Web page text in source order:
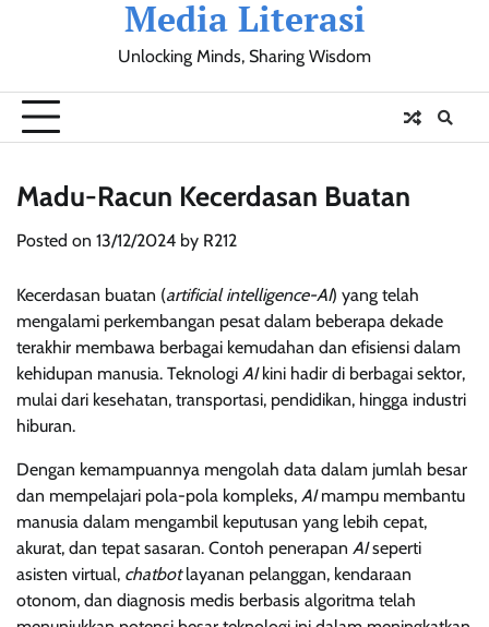
Media Literasi
Unlocking Minds, Sharing Wisdom
Pendidikan
SosialOlahraga
Resensi
Ulasan
Opini
Madu-Racun Kecerdasan Buatan
Posted on 13/12/2024 by R212
Kecerdasan buatan (artificial intelligence-AI) yang telah
mengalami perkembangan pesat dalam beberapa dekade
terakhir membawa berbagai kemudahan dan efisiensi dalam
kehidupan manusia. Teknologi AIkini hadir di berbagai sektor,
mulai dari kesehatan, transportasi, pendidikan, hingga industri
hiburan.
Dengan kemampuannya mengolah data dalam jumlah besar
dan mempelajari pola-pola kompleks, AImampu membantu
manusia dalam mengambil keputusan yang lebih cepat,
akurat, dan tepat sasaran. Contoh penerapan AIseperti
asisten virtual, chatbotlayanan pelanggan, kendaraan
otonom, dan diagnosis medis berbasis algoritma telah